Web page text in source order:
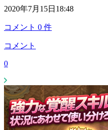
2020年7月15日18:48
コメント 0 件
コメント
0